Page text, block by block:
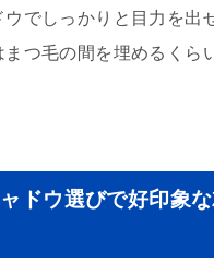
ウでしっかりと目力を出
まつ毛の間を埋めるくら
ドウ選びで好印象